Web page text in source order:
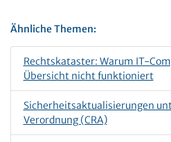
Ähnliche Themen:
Rechtskataster: Warum IT-
Übersicht nicht funktioniert
Sicherheitsaktualisierungen
Verordnung (CRA)